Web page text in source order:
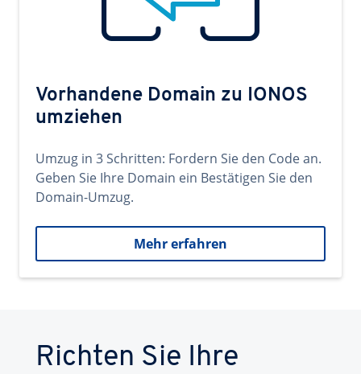
Vorhandene Domain zu IONOS
umziehen
Umzug in 3 Schritten: Fordern Sie den Code an.
Geben Sie Ihre Domain ein Bestätigen Sie den
Domain-Umzug.
Mehr erfahren
Richten Sie Ihre